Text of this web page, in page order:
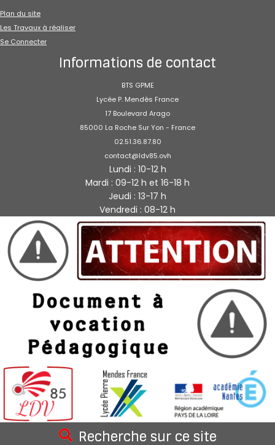
Plan du site
Les Travaux à réaliser
Se Connecter
Informations de contact
BTS GPME
Lycée P. Mendès France
17 Boulevard Arago
85000 La Roche Sur Yon - France
02.51.36.87.80
contact@ldv85.ovh
Lundi : 10-12 h
Mardi : 09-12 h et 16-18 h
Jeudi : 13-17 h
Vendredi : 08-12 h
Recherche sur ce site